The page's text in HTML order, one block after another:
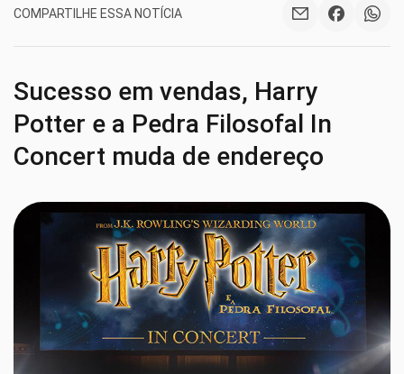
COMPARTILHE ESSA NOTÍCIA
Sucesso em vendas, Harry
Potter e a Pedra Filosofal In
Concert muda de endereço